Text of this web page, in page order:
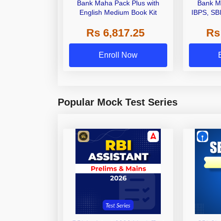
Bank Maha Pack Plus with
English Medium Book Kit
Rs 6,817.25
Enroll Now
Bank
IBPS,
Other
Popular Mock Test Series